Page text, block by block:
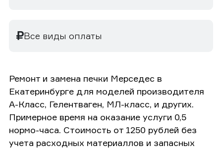
Все виды оплаты
Ремонт и замена печки Мерседес в
Екатеринбурге для моделей производителя
А-Класс, Гелентваген, МЛ-класс, и других.
Примерное время на оказание услуги 0,5
нормо-часа. Стоимость от 1250 рублей без
учета расходных материаллов и запасных